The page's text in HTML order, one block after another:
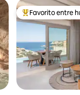
De los mejores en
Favorito entre